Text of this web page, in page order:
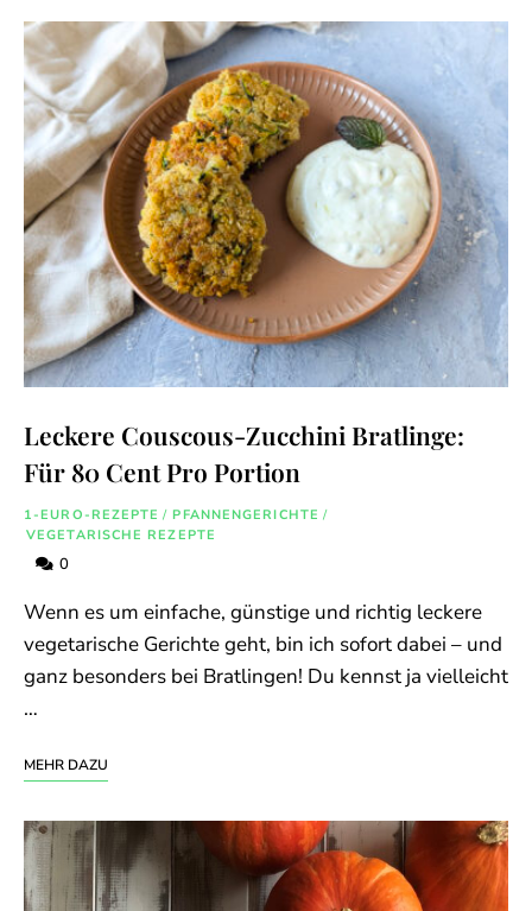
Leckere Couscous-Zucchini Bratlinge:
Für 80 Cent Pro Portion
1-EURO-REZEPTE / PFANNENGERICHTE /
VEGETARISCHE REZEPTE
0
Wenn es um einfache, günstige und richtig leckere
vegetarische Gerichte geht, bin ich sofort dabei – und
ganz besonders bei Bratlingen! Du kennst ja vielleicht
…
MEHR DAZU